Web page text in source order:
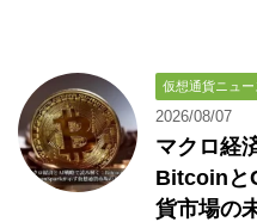
仮想通貨ニュー
2026/08/07
マクロ経
Bitcoinと
貨市場の